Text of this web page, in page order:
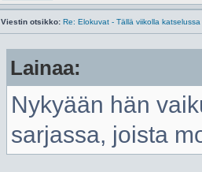
Viestin otsikko: Re: Elokuvat - Tällä viikolla katselussa
Lainaa:
Nykyään hän
sarjassa, joista